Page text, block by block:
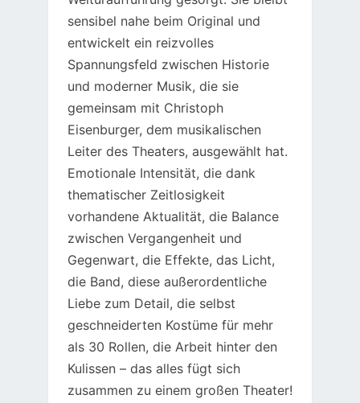
sensibel nahe beim Original und
entwickelt ein reizvolles
Spannungsfeld zwischen Historie
und moderner Musik, die sie
gemeinsam mit Christoph
Eisenburger, dem musikalischen
Leiter des Theaters, ausgewählt hat.
Emotionale Intensität, die dank
thematischer Zeitlosigkeit
vorhandene Aktualität, die Balance
zwischen Vergangenheit und
Gegenwart, die Effekte, das Licht,
die Band, diese außerordentliche
Liebe zum Detail, die selbst
geschneiderten Kostüme für mehr
als 30 Rollen, die Arbeit hinter den
Kulissen – das alles fügt sich
zusammen zu einem großen Theater!